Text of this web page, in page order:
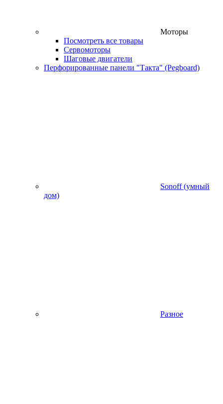
Моторы
Посмотреть все товары
Сервомоторы
Шаговые двигатели
Перфорированные панели "Такта" (Pegboard)
Sonoff (умный
дом)
Разное